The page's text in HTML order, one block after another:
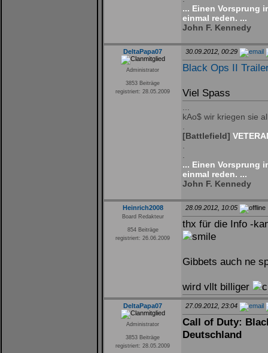
... Einen Vorsprung
einmal reden. ...
John F. Kennedy
DeltaPapa07
Administrator
3853 Beiträge
registriert: 28.05.2009
30.09.2012, 00:29
Black Ops II
Viel Spass
kAo$ wir kriegen sie
[Battlefield]
... Einen Vorsprung
einmal reden. ...
John F. Kennedy
Heinrich2008
Board Redakteur
854 Beiträge
registriert: 26.06.2009
28.09.2012, 10:05
thx für die Info -
Gibbets auch ne
wird vllt billiger
DeltaPapa07
Administrator
3853 Beiträge
registriert: 28.05.2009
27.09.2012, 23:04
Call of Duty:
Deutschland